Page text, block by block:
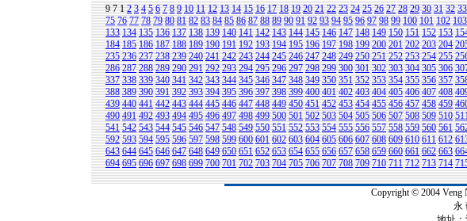
9 712 3 4 5 6 7 8 9 10 11 12 13 14 15 16 17 18 19 20 21 22 23 24 25 26 27 28 29 30 31 32 33
75 76 77 78 79 80 81 82 83 84 85 86 87 88 89 90 91 92 93 94 95 96 97 98 99 100 101 102 103
133 134 135 136 137 138 139 140 141 142 143 144 145 146 147 148 149 150 151 152 153
184 185 186 187 188 189 190 191 192 193 194 195 196 197 198 199 200 201 202 203 204
235 236 237 238 239 240 241 242 243 244 245 246 247 248 249 250 251 252 253 254 255
286 287 288 289 290 291 292 293 294 295 296 297 298 299 300 301 302 303 304 305 306
337 338 339 340 341 342 343 344 345 346 347 348 349 350 351 352 353 354 355 356 357
388 389 390 391 392 393 394 395 396 397 398 399 400 401 402 403 404 405 406 407 408
439 440 441 442 443 444 445 446 447 448 449 450 451 452 453 454 455 456 457 458 459
490 491 492 493 494 495 496 497 498 499 500 501 502 503 504 505 506 507 508 509 510
541 542 543 544 545 546 547 548 549 550 551 552 553 554 555 556 557 558 559 560 561
592 593 594 595 596 597 598 599 600 601 602 603 604 605 606 607 608 609 610 611 612
643 644 645 646 647 648 649 650 651 652 653 654 655 656 657 658 659 660 661 662 663
694 695 696 697 698 699 700 701 702 703 704 705 706 707 708 709 710 711 712 713 714
Copyright © 2004
永